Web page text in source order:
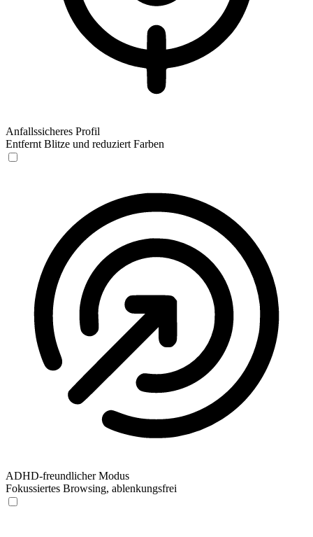
Anfallssicheres Profil
Entfernt Blitze und reduziert Farben
ADHD-freundlicher Modus
Fokussiertes Browsing, ablenkungsfrei